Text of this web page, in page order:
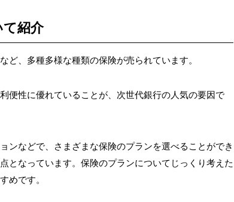
て紹介
ど、多種多様な種類の保険が売られています。
便性に優れていることが、次世代銀行の人気の要因で
ンなどで、さまざまな保険のプランを選べることができ
となっています。保険のプランについてじっくり考えた
めです。